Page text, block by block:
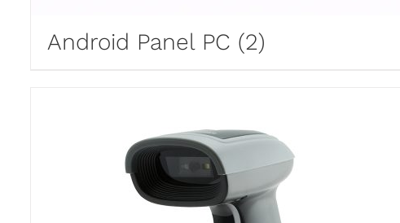
Android Panel PC (2)